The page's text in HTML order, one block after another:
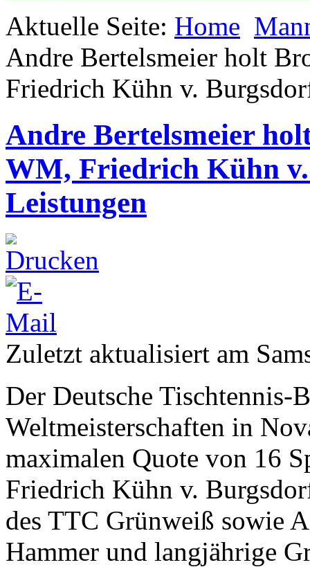
Aktuelle Seite: Home
Andre Bertelsmeier holt
Friedrich Kühn v.
Andre Bertelsmeier
WM, Friedrich Kühn
Leistungen
Zuletzt aktualisiert am
Der Deutsche
Weltmeisterschaften in
maximalen Quote von 16
Friedrich Kühn v.
des TTC Grünweiß sowie
Hammer und langjährige